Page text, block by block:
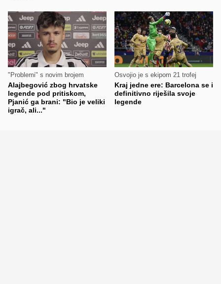
"Problemi" s novim brojem
Alajbegović zbog hrvatske
legende pod pritiskom,
Pjanić ga brani: "Bio je veliki
igrač, ali..."
Osvojio je s ekipom 21 trofej
Kraj jedne ere: Barcelona se i
definitivno riješila svoje
legende